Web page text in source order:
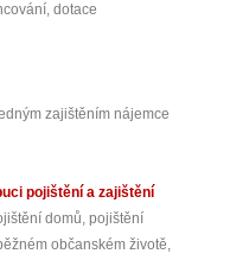
dotace
zajištěním nájemce
pojištění a zajištění
domů, pojištění
občanském životě,